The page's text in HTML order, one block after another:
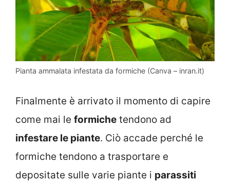
Pianta ammalata infestata da formiche (Canva – inran.it)
Finalmente è arrivato il momento di capire
come mai le formiche tendono ad
infestare le piante. Ciò accade perché le
formiche tendono a trasportare e
depositate sulle varie piante i parassiti